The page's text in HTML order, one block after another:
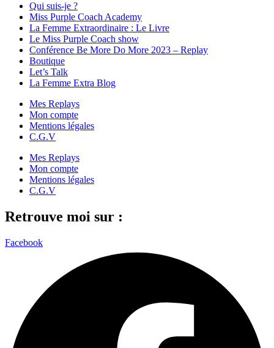
Qui suis-je ?
Miss Purple Coach Academy
La Femme Extraordinaire : Le Livre
Le Miss Purple Coach show
Conférence Be More Do More 2023 – Replay
Boutique
Let’s Talk
La Femme Extra Blog
Mes Replays
Mon compte
Mentions légales
C.G.V
Mes Replays
Mon compte
Mentions légales
C.G.V
Retrouve moi sur :
Facebook